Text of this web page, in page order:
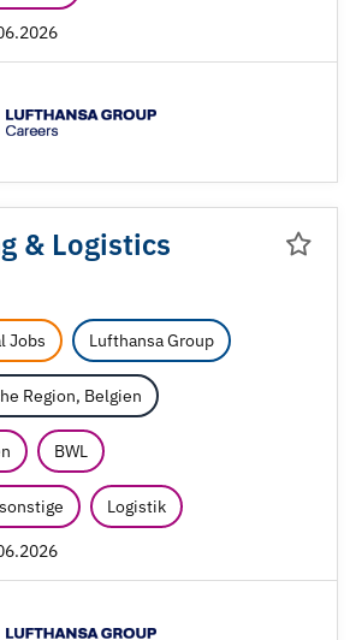
& Logistics
Jobs Lufthansa Group
Region, Belgien
BWL
Logistik